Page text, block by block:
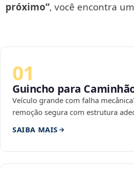
próximo”, você encontra
01
Guincho para
Veículo grande com falha
remoção segura com estrutura
SAIBA MAIS